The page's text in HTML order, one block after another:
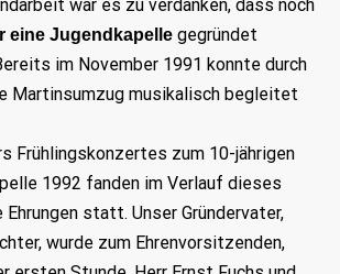
war es zu verdanken, dass noch
eine Jugendkapelle gegründet
im November 1991 konnte durch
Martinsumzug musikalisch begleitet
Frühlingskonzertes zum 10-jährigen
1992 fanden im Verlauf dieses
statt. Unser Gründervater,
wurde zum Ehrenvorsitzenden,